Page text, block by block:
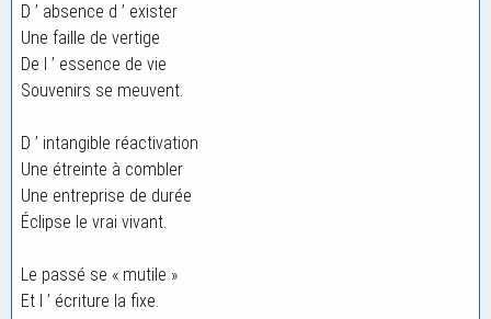
D ’ absence d ’ exister
Une faille de vertige
De l ’ essence de vie
Souvenirs se meuvent.
D ’ intangible réactivation
Une étreinte à combler
Une entreprise de durée
Éclipse le vrai vivant.
Le passé se « mutile »
Et l ’ écriture la fixe.